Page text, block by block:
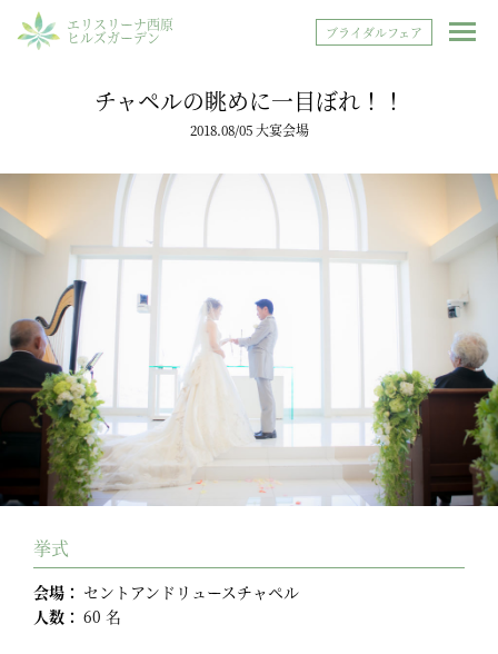
エリスリーナ西原
ヒルズガーデン ブライダルフェア
チャペルの眺めに一目ぼれ！！
2018.08/05 大宴会場
挙式
会場： セントアンドリュースチャペル
人数： 60 名